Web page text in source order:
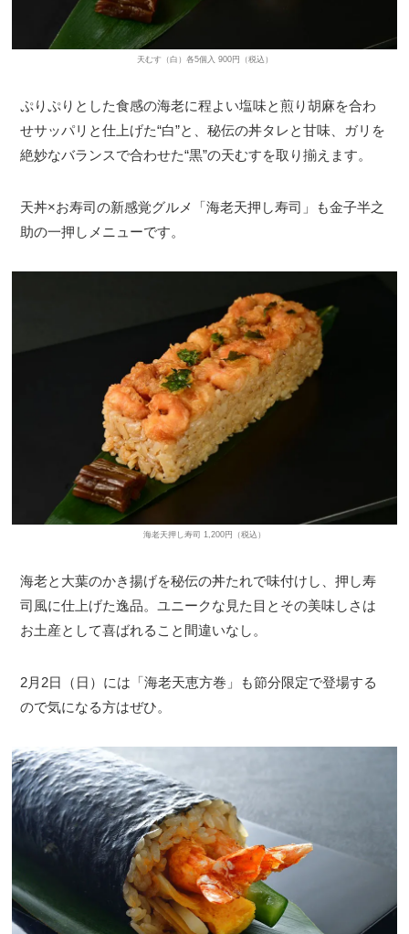
天むす（白）各5個入 900円（税込）
ぷりぷりとした食感の海老に程よい塩味と煎り胡麻を合わ
せサッパリと仕上げた“白”と、秘伝の丼タレと甘味、ガリを
絶妙なバランスで合わせた“黒”の天むすを取り揃えます。
天丼×お寿司の新感覚グルメ「海老天押し寿司」も金子半之
助の一押しメニューです。
海老天押し寿司 1,200円（税込）
海老と大葉のかき揚げを秘伝の丼たれで味付けし、押し寿
司風に仕上げた逸品。ユニークな見た目とその美味しさは
お土産として喜ばれること間違いなし。
2月2日（日）には「海老天恵方巻」も節分限定で登場する
ので気になる方はぜひ。